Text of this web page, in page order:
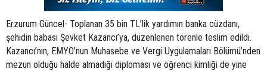
Erzurum Güncel- Toplanan 35 bin TL’lik yardımın banka cüzdanı,
şehidin babası Şevket Kazancı’ya, düzenlenen törenle teslim edildi.
Kazancı’nın, EMYO’nun Muhasebe ve Vergi Uygulamaları Bölümü’nden
mezun olduğu halde almadığı diploması ve öğrenci kimliği de yine